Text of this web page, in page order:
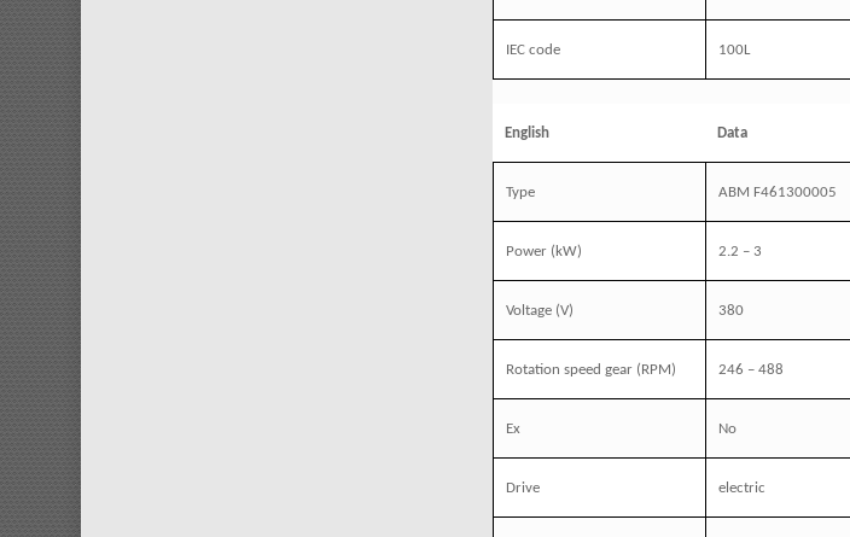
IEC code 100L
English Data
Type ABM F461300005
Power (kW) 2.2 – 3
Voltage (V) 380
Rotation speed gear (RPM) 246 – 488
Ex No
Drive electric